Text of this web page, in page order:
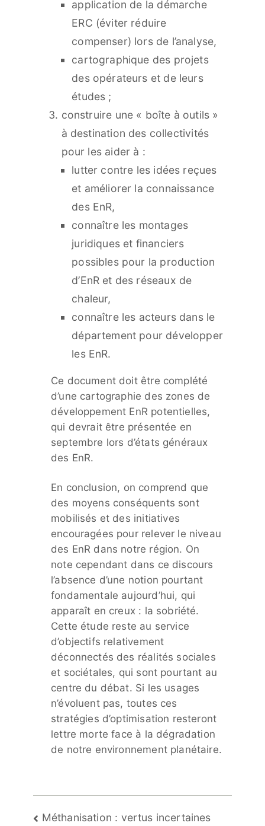
application de la démarche
ERC (éviter réduire
compenser) lors de l’analyse,
cartographique des projets
des opérateurs et de leurs
études ;
construire une « boîte à outils »
à destination des collectivités
pour les aider à :
lutter contre les idées reçues
et améliorer la connaissance
des EnR,
connaître les montages
juridiques et financiers
possibles pour la production
d’EnR et des réseaux de
chaleur,
connaître les acteurs dans le
département pour développer
les EnR.
Ce document doit être complété
d’une cartographie des zones de
développement EnR potentielles,
qui devrait être présentée en
septembre lors d’états généraux
des EnR.
En conclusion, on comprend que
des moyens conséquents sont
mobilisés et des initiatives
encouragées pour relever le niveau
des EnR dans notre région. On
note cependant dans ce discours
l’absence d’une notion pourtant
fondamentale aujourd’hui, qui
apparaît en creux : la sobriété.
Cette étude reste au service
d’objectifs relativement
déconnectés des réalités sociales
et sociétales, qui sont pourtant au
centre du débat. Si les usages
n’évoluent pas, toutes ces
stratégies d’optimisation resteront
lettre morte face à la dégradation
de notre environnement planétaire.
Navigation
Méthanisation : vertus incertaines